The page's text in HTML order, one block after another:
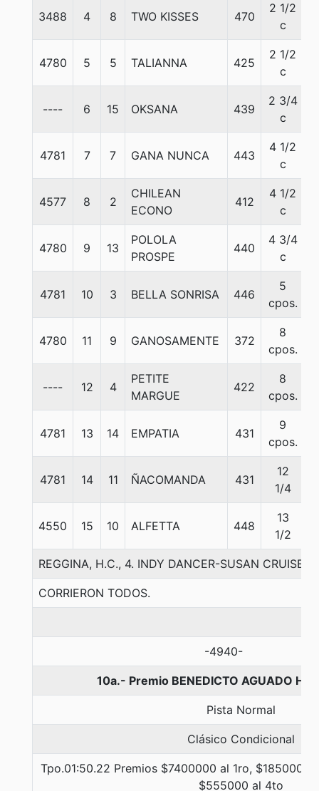
3488 4 8 TWO KISSES 470
2 1/2
c
4780 5 5 TALIANNA 425
2 1/2
c
---- 6 15 OKSANA 439
2 3/4
c
4781 7 7 GANA NUNCA 443
4 1/2
c
4577 8 2
CHILEAN
ECONO
412
4 1/2
c
4780 9 13
POLOLA
PROSPE
440
4 3/4
c
4781 10 3 BELLA SONRISA 446
5
cpos.
4780 11 9 GANOSAMENTE 372
8
cpos.
---- 12 4
PETITE
MARGUE
422
8
cpos.
4781 13 14 EMPATIA 431
9
cpos.
4781 14 11 ÑACOMANDA 431
12
1/4
4550 15 10 ALFETTA 448
13
1/2
REGGINA, H.C., 4. INDY DANCER-SUSAN CRUISE-
CORRIERON TODOS.
-4940-
10a.- Premio BENEDICTO AGUADO H.,
Pista Normal
Clásico Condicional
Tpo.01:50.22 Premios $7400000 al 1ro, $1850000
$555000 al 4to